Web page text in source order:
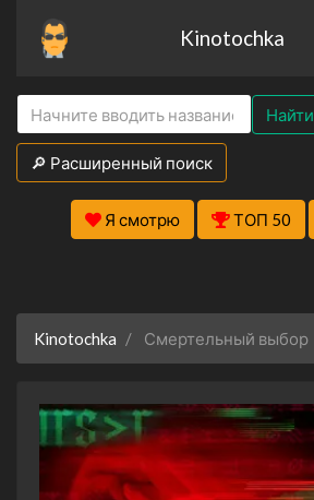
Kinotochka
Найти
🔎 Расширенный поиск
Я смотрю ТОП 50
Kinotochka Смертельный выбор